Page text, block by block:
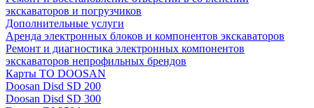
экскаваторов и погрузчиков
Дополнительные услуги
Аренда электронных блоков и компонентов экскаваторов
Ремонт и диагностика электронных компонентов
экскаваторов непрофильных брендов
Карты ТО DOOSAN
Doosan Disd SD 200
Doosan Disd SD 300